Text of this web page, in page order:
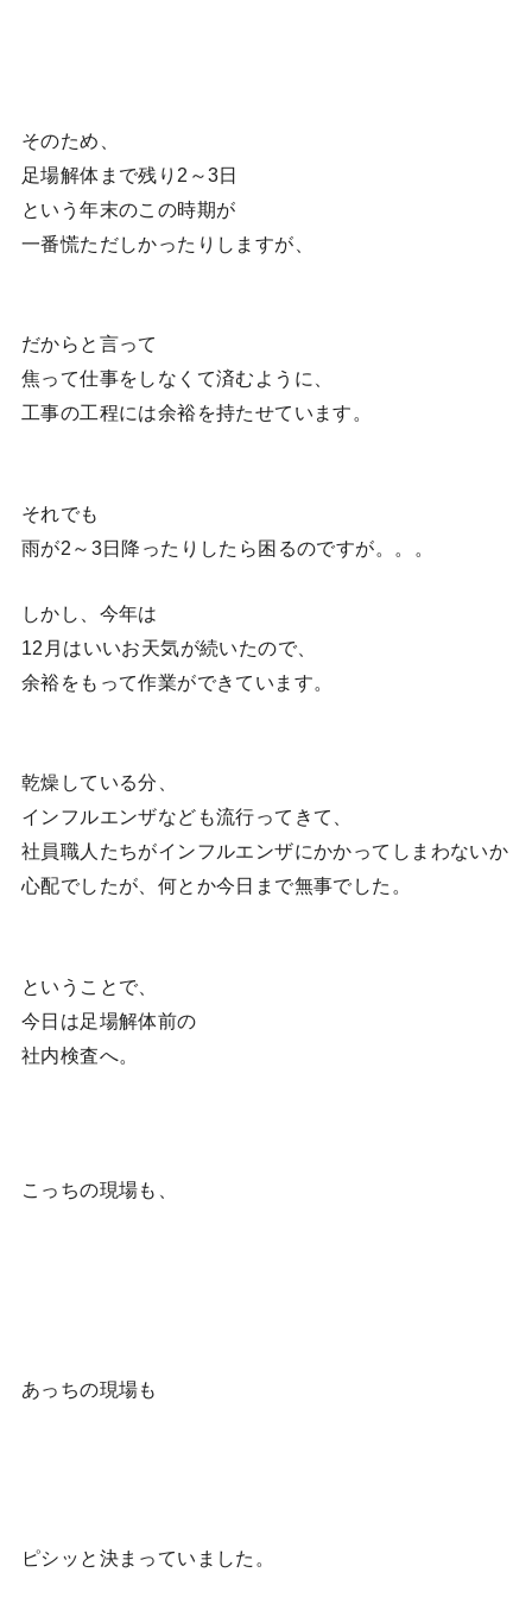
そのため、
足場解体まで残り2～3日
という年末のこの時期が
一番慌ただしかったりしますが、
だからと言って
焦って仕事をしなくて済むように、
工事の工程には余裕を持たせています。
それでも
雨が2～3日降ったりしたら困るのですが。。。
しかし、今年は
12月はいいお天気が続いたので、
余裕をもって作業ができています。
乾燥している分、
インフルエンザなども流行ってきて、
社員職人たちがインフルエンザにかかってしまわないか
心配でしたが、何とか今日まで無事でした。
ということで、
今日は足場解体前の
社内検査へ。
こっちの現場も、
あっちの現場も
ピシッと決まっていました。